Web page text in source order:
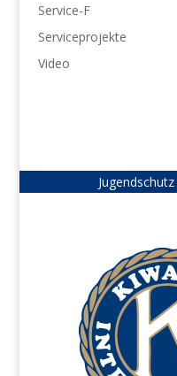
Service-F
Serviceprojekte
Video
Jugendschutz